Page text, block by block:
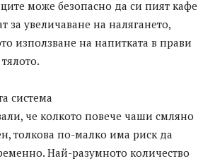
може безопасно да си пият кафе
за увеличаване на налягането,
използване на напитката в прави
система
че колкото повече чаши смляно
толкова по-малко има риск да
Най-разумното количество